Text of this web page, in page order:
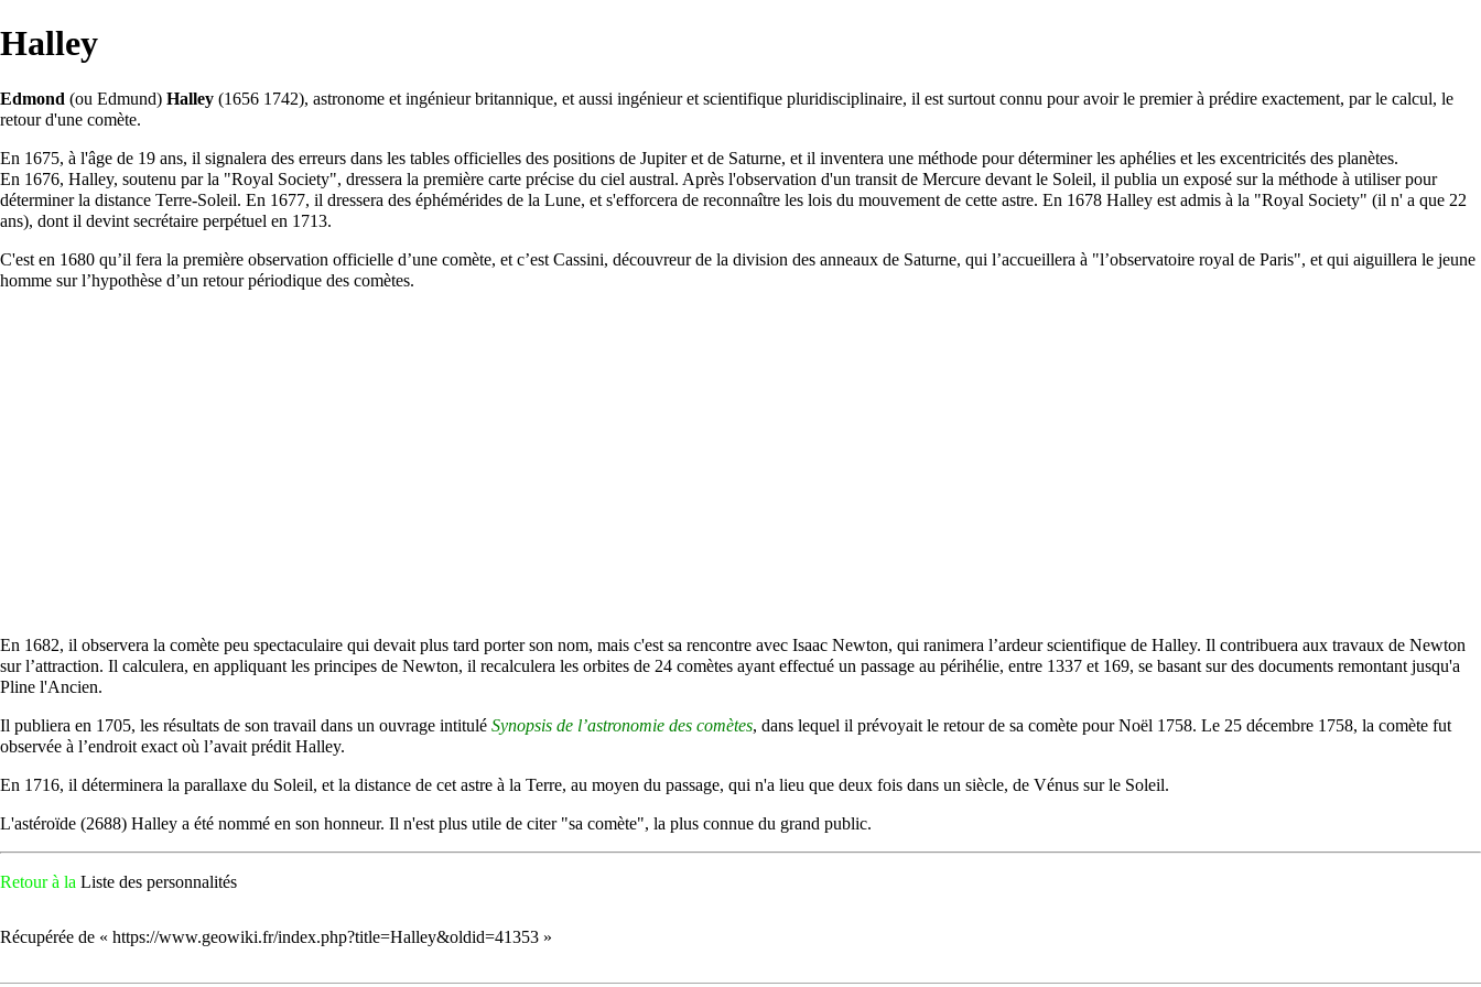
Halley
Edmond (ou Edmund) Halley (1656 1742), astronome et ingénieur britannique, et aussi ingénieur et scientifique pluridisciplinaire, il est surtout connu pour avoir le premier à prédire exactement, par le calcul, le
retour d'une comète.
En 1675, à l'âge de 19 ans, il signalera des erreurs dans les tables officielles des positions de Jupiteret de Saturne, et il inventera une méthode pour déterminer les aphélies et les excentricités des planètes.
En 1676, Halley, soutenu par la "Royal Society", dressera la première carte précise du ciel austral. Après l'observation d'un transit de Mercure devant le Soleil, il publia un exposé sur la méthode à utiliser pour
déterminer la distance Terre-Soleil. En 1677, il dressera des éphémérides de la Lune, et s'efforcera de reconnaître les lois du mouvement de cette astre. En 1678 Halley est admis à la "Royal Society" (il n' a que 22
ans), dont il devint secrétaire perpétuel en 1713.
C'est en 1680 qu’il fera la première observation officielle d’une comète, et c’est Cassini, découvreur de la division des anneaux de Saturne, qui l’accueillera à "l’observatoire royal de Paris", et qui aiguillera le jeune
homme sur l’hypothèse d’un retour périodique des comètes.
En 1682, il observera la comète peu spectaculaire qui devait plus tard porter son nom, mais c'est sa rencontre avec Isaac Newton, qui ranimera l’ardeur scientifique de Halley. Il contribuera aux travaux de Newton
sur l’attraction. Il calculera, en appliquant les principes de Newton, il recalculera les orbites de 24 comètes ayant effectué un passage au périhélie, entre 1337 et 169, se basant sur des documents remontant jusqu'a
Pline l'Ancien.
Il publiera en 1705, les résultats de son travail dans un ouvrage intitulé Synopsis de l’astronomie des comètes, dans lequel il prévoyait le retour de sa comète pour Noël 1758. Le 25 décembre 1758, la comète fut
observée à l’endroit exact où l’avait prédit Halley.
En 1716, il déterminera la parallaxe du Soleil, et la distance de cet astre à la Terre, au moyen du passage, qui n'a lieu que deux fois dans un siècle, de Vénus sur le Soleil.
L'astéroïde (2688) Halley a été nommé en son honneur. Il n'est plus utile de citer "sa comète", la plus connue du grand public.
Retour à la Liste des personnalités
Récupérée de « https://www.geowiki.fr/index.php?title=Halley&oldid=41353 »